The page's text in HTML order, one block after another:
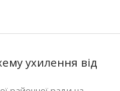
ухилення від